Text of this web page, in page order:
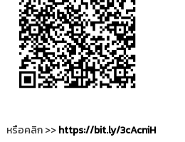
หรือคลิก >>https://bit.ly/3cAcniH